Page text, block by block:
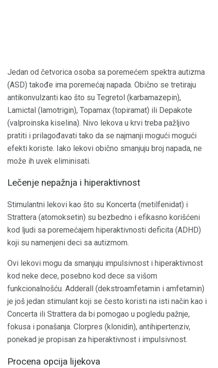
Jedan od četvorica osoba sa poremećem spektra autizma
(ASD) takođe ima poremećaj napada. Obično se tretiraju
antikonvulzanti kao što su Tegretol (karbamazepin),
Lamictal (lamotrigin), Topamax (topiramat) ili Depakote
(valproinska kiselina). Nivo lekova u krvi treba pažljivo
pratiti i prilagođavati tako da se najmanji mogući mogući
efekti koriste. Iako lekovi obično smanjuju broj napada, ne
može ih uvek eliminisati.
Lečenje nepažnja i hiperaktivnost
Stimulantni lekovi kao što su Koncerta (metilfenidat) i
Strattera (atomoksetin) su bezbedno i efikasno korišćeni
kod ljudi sa poremećajem hiperaktivnosti deficita (ADHD)
koji su namenjeni deci sa autizmom.
Ovi lekovi mogu da smanjuju impulsivnost i hiperaktivnost
kod neke dece, posebno kod dece sa višom
funkcionalnošću. Adderall (dekstroamfetamin i amfetamin)
je još jedan stimulant koji se često koristi na isti način kao i
Concerta ili Strattera da bi pomogao u pogledu pažnje,
fokusa i ponašanja. Clorpres (klonidin), antihipertenziv,
ponekad je propisan za hiperaktivnost i impulsivnost.
Procena opcija lijekova